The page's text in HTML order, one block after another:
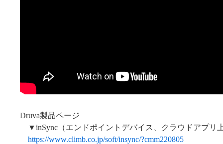
Druva製品ページ
▼inSync（エンドポイントデバイス、クラウドアプリ
https://www.climb.co.jp/soft/insync/?cmm220805